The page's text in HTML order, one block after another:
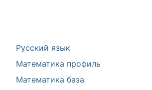
Русский язык
Математика профиль
Математика база